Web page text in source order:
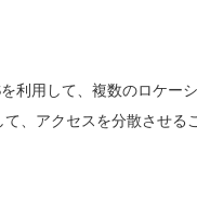
利用して、複数のロケー
、アクセスを分散させる